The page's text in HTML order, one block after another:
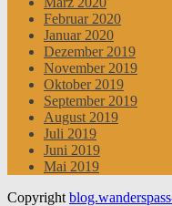
Februar 2020
Januar 2020
Dezember 2019
November 2019
Oktober 2019
September 2019
August 2019
Juli 2019
Juni 2019
Mai 2019
Copyright